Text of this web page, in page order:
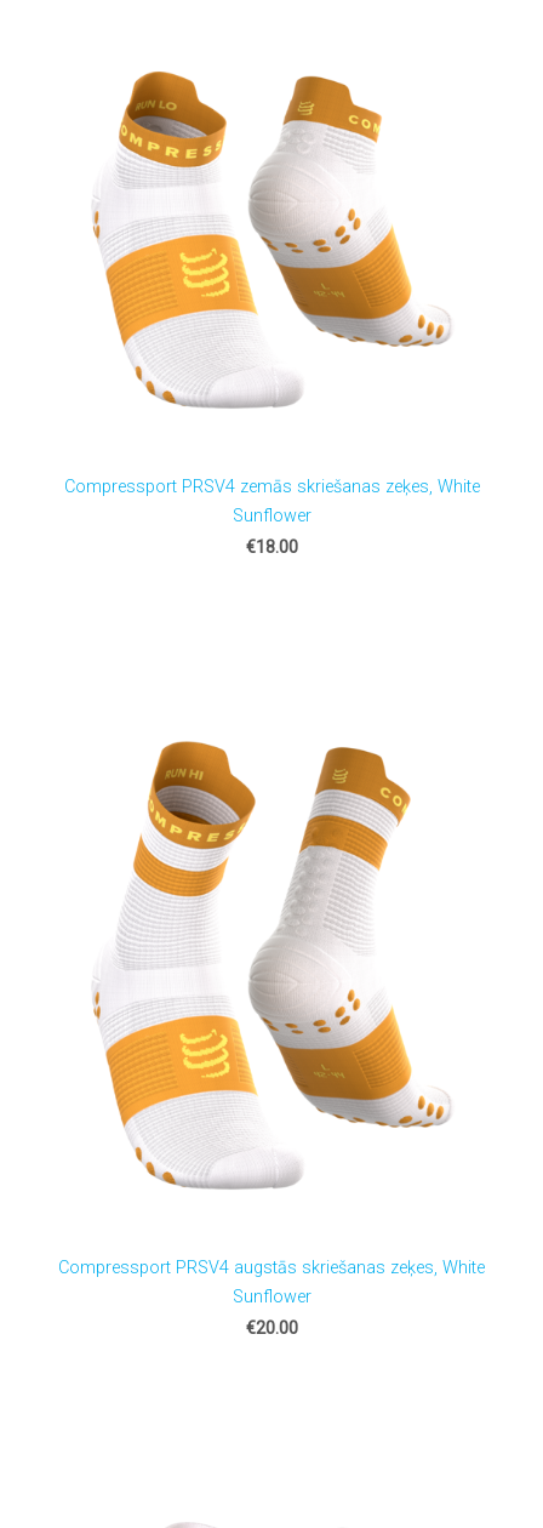
Compressport PRSV4 zemās skriešanas zeķes, White
Sunflower
€18.00
Compressport PRSV4 augstās skriešanas zeķes, White
Sunflower
€20.00